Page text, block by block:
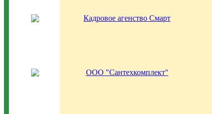
Кадровое агенство Смарт
ООО "Сантехкомплект"